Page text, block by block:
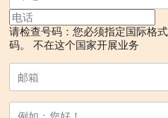
请检查号码：您必须指定国际格
码。
不在这个国家开展业务